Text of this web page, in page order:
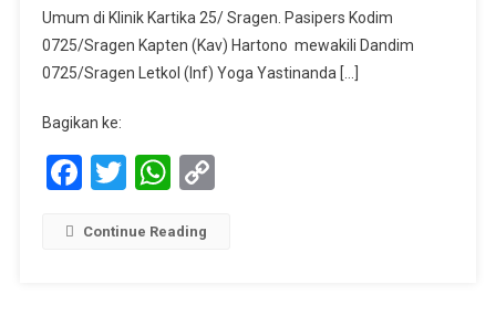
Umum di Klinik Kartika 25/ Sragen. Pasipers Kodim
0725/Sragen Kapten (Kav) Hartono mewakili Dandim
0725/Sragen Letkol (Inf) Yoga Yastinanda […]
Bagikan ke:
Facebook
TwitterWhatsApp
Copy
Continue Reading